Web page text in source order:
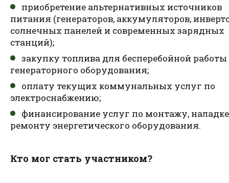
приобретение альтернативных источников
питания (генераторов, аккумуляторов,
солнечных панелей и современных зарядных
станций);
закупку топлива для бесперебойной работы
генераторного оборудования;
оплату текущих коммунальных услуг по
электроснабжению;
финансирование услуг по монтажу,
ремонту энергетического оборудования.
Кто мог стать участником?